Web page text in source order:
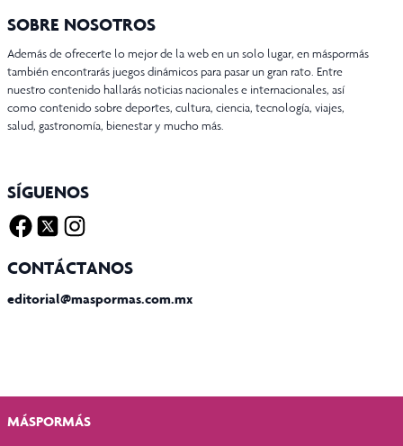
SOBRE NOSOTROS
Además de ofrecerte lo mejor de la web en un solo lugar, en máspormás
también encontrarás juegos dinámicos para pasar un gran rato. Entre
nuestro contenido hallarás noticias nacionales e internacionales, así
como contenido sobre deportes, cultura, ciencia, tecnología, viajes,
salud, gastronomía, bienestar y mucho más.
SÍGUENOS
CONTÁCTANOS
editorial@maspormas.com.mx
MÁSPORMÁS